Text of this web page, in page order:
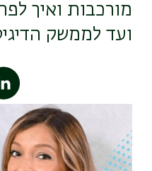
מורכבות ואיך
ועד לממשק